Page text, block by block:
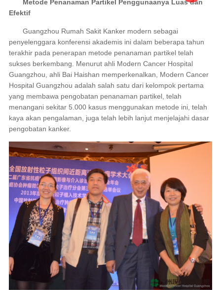
Metode Penanaman Partikel Penggunaanya Luas dan
Efektif
Guangzhou Rumah Sakit Kanker modern sebagai
penyelenggara konferensi akademis ini dalam beberapa tahun
terakhir pada penerapan metode penanaman partikel telah
sukses berkembang. Menurut ahli Modern Cancer Hospital
Guangzhou, ahli Bai Haishan memperkenalkan, Modern Cancer
Hospital Guangzhou adalah salah satu dari kelompok pertama
yang membawa pengobatan penanaman partikel, telah
menangani sekitar 5.000 kasus menggunakan metode ini, telah
kaya akan pengalaman, juga telah lebih lanjut menjelajahi dasar
pengobatan kanker.